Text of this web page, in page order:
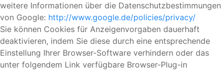
weitere Informationen über die Datenschutzbestimmungen
von Google: http://www.google.de/policies/privacy/
Sie können Cookies für Anzeigenvorgaben dauerhaft
deaktivieren, indem Sie diese durch eine entsprechende
Einstellung Ihrer Browser-Software verhindern oder das
unter folgendem Link verfügbare Browser-Plug-in